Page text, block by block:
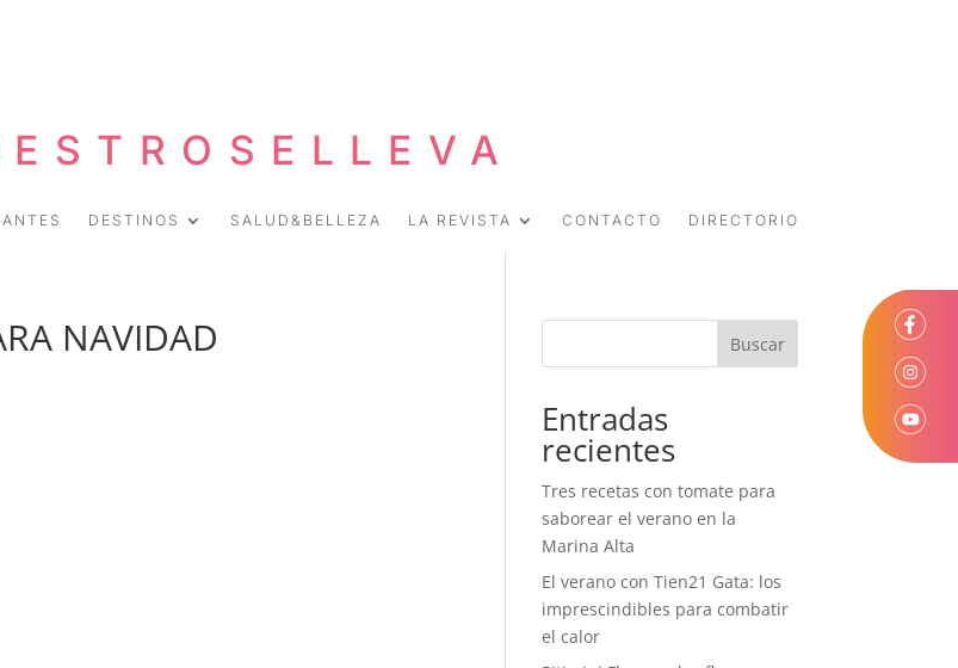
DESTINOS SALUD&BELLEZA LA REVISTA CONTACTO DIRECTORIO
NAVIDAD Buscar
Entradas
recientes
Tres recetas con tomate para
saborear el verano en la
Marina Alta
El verano con Tien21 Gata: los
imprescindibles para combatir
el calor